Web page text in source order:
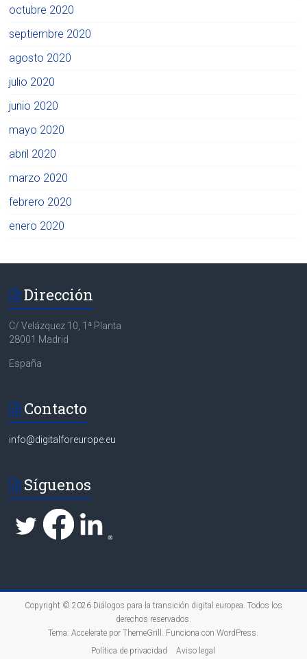
octubre 2020
septiembre 2020
agosto 2020
julio 2020
junio 2020
mayo 2020
abril 2020
marzo 2020
febrero 2020
enero 2020
Dirección
C/ Velázquez 10, 1ª Planta
28001 Madrid
España
Contacto
info@digitalforeurope.eu
Síguenos
Copyright © 2026 Diálogos para la transición digital europea. Todos los
derechos reservados.
Tema:Accelerate por ThemeGrill. Funciona conWordPress.
Política de privacidad
Aviso legal